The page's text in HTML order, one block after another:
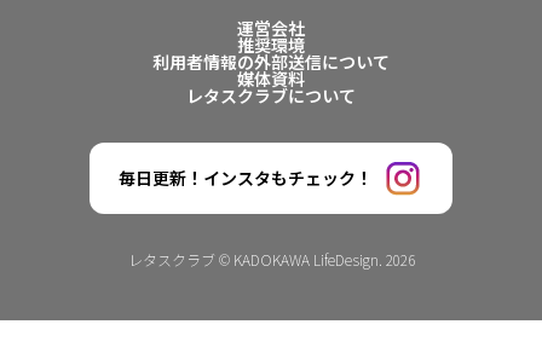
運営会社
推奨環境
利用者情報の外部送信について
媒体資料
レタスクラブについて
毎日更新！インスタもチェック！
レタスクラブ © KADOKAWA LifeDesign. 2026